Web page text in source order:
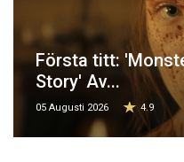
Första titt:
Story' Av...
05 Augusti 2026 4.9